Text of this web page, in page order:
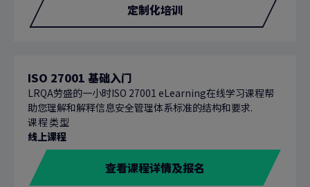
定制化培训
ISO 27001 基础入门
LRQA劳盛的一小时ISO 27001 eLearning在线学习课程帮
助您理解和解释信息安全管理体系标准的结构和要求.
课程类型
线上课程
查看课程详情及报名